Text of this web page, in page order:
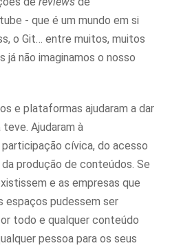
- que é um mundo em si
o Git… entre muitos, muitos
já não imaginamos o nosso
e plataformas ajudaram a dar
Ajudaram à
cívica, do acesso
produção de conteúdos. Se
e as empresas que
espaços pudessem ser
todo e qualquer conteúdo
pessoa para os seus